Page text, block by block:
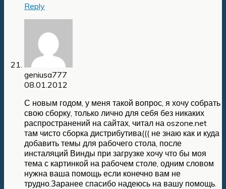
Reply
geniusa777
08.01.2012
С новым годом, у меня такой вопрос, я хочу собрать
свою сборку, только лично для себя без никаких
распространений на сайтах, читал на oszone.net
там чисто сборка дистрибутива((( не знаю как и куда
добавить темы для рабочего стола, после
инсталяций Винды при загрузке хочу что бы моя
тема с картинкой на рабочем столе, одним словом
нужна ваша помощь если конечно вам не
трудно.Заранее спасибо надеюсь на вашу помощь.